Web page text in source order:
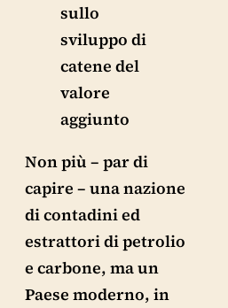
sullo
sviluppo di
catene del
valore
aggiunto
Non più – par di
capire – una nazione
di contadini ed
estrattori di petrolio
e carbone, ma un
Paese moderno, in